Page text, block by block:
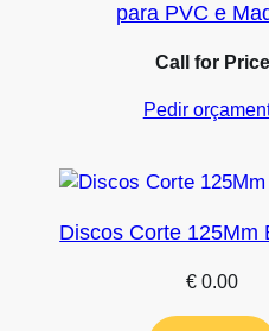
para PVC e
Call for Price
Pedir
Discos Corte 125Mm
€ 0.00